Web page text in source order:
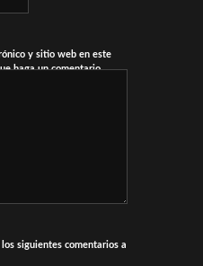
y sitio web en este
haga un comentario.
siguientes comentarios a